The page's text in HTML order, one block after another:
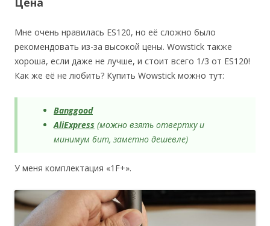
Мне очень нравилась ES120, но её сложно было
рекомендовать из-за высокой цены. Wowstick также
хороша, если даже не лучше, и стоит всего 1/3 от ES120!
Как же её не любить? Купить Wowstick можно тут:
Banggood
AliExpress (можно взять отвертку и
минимум бит, заметно дешевле)
У меня комплектация «1F+».